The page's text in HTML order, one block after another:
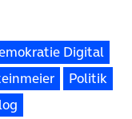
Digital
Politik